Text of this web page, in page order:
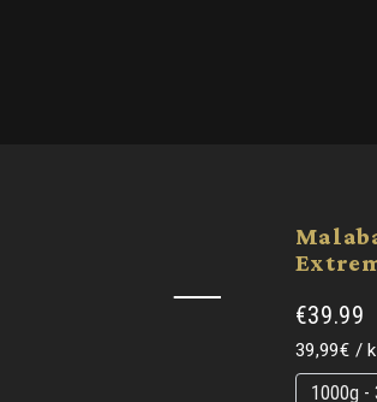
€39.99
39,99€ /